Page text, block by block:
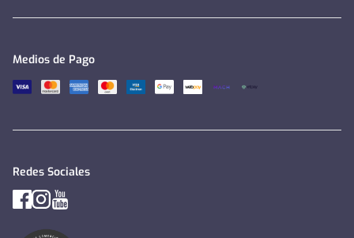
Medios de Pago
Redes Sociales